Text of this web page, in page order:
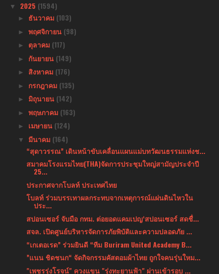
▼ 2025 (1594)
► ธันวาคม (103)
► พฤศจิกายน (98)
► ตุลาคม (117)
► กันยายน (149)
► สิงหาคม (176)
► กรกฎาคม (135)
► มิถุนายน (142)
► พฤษภาคม (163)
► เมษายน (124)
▼ มีนาคม (164)
“สุดาวรรณ” เดินหน้าขับเคลื่อนแผนแม่บทวัฒนธรรมแห่งช...
สมาคมโรงแรมไทย(THA)จัดการประชุมใหญ่สามัญประจำปี
25...
ประกาศจากโบลท์ ประเทศไทย
โบลท์ ร่วมบรรเทาผลกระทบจากเหตุการณ์แผ่นดินไหวใน
ประ...
สปอนเซอร์ จับมือ กทม. ต่อยอดแคมเปญ‘สปอนเซอร์ สดชื่...
สจล. เปิดศูนย์บริหารจัดการภัยพิบัติและความปลอดภัย ...
“เกเตอเรด” ร่วมยินดี “ทีม Buriram United Academy B...
”แนน ชิดชนก“ จัดกิจกรรมคัสตอมผ้าไทย ถูกใจคนรุ่นใหม...
"เพชรรุ่งโรจน์" ควงแขน "รุ่งทะยานฟ้า" ผ่านเข้ารอบ ...